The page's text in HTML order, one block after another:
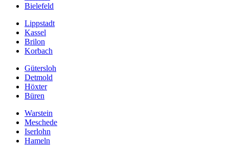
Bielefeld
Lippstadt
Kassel
Brilon
Korbach
Gütersloh
Detmold
Höxter
Büren
Warstein
Meschede
Iserlohn
Hameln